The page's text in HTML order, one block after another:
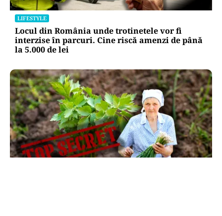
LIFESTYLE
Locul din România unde trotinetele vor fi
interzise în parcuri. Cine riscă amenzi de până
la 5.000 de lei